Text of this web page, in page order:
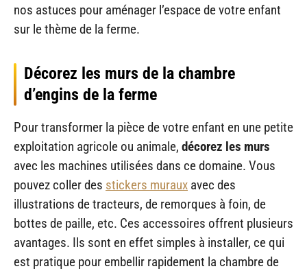
nos astuces pour aménager l’espace de votre enfant
sur le thème de la ferme.
Décorez les murs de la chambre
d’engins de la ferme
Pour transformer la pièce de votre enfant en une petite
exploitation agricole ou animale, décorez les murs
avec les machines utilisées dans ce domaine. Vous
pouvez coller des stickers muraux avec des
illustrations de tracteurs, de remorques à foin, de
bottes de paille, etc. Ces accessoires offrent plusieurs
avantages. Ils sont en effet simples à installer, ce qui
est pratique pour embellir rapidement la chambre de